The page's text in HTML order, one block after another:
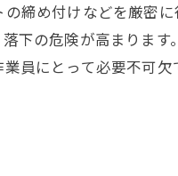
締め付けなどを厳密
下の危険が高まります
員にとって必要不可欠